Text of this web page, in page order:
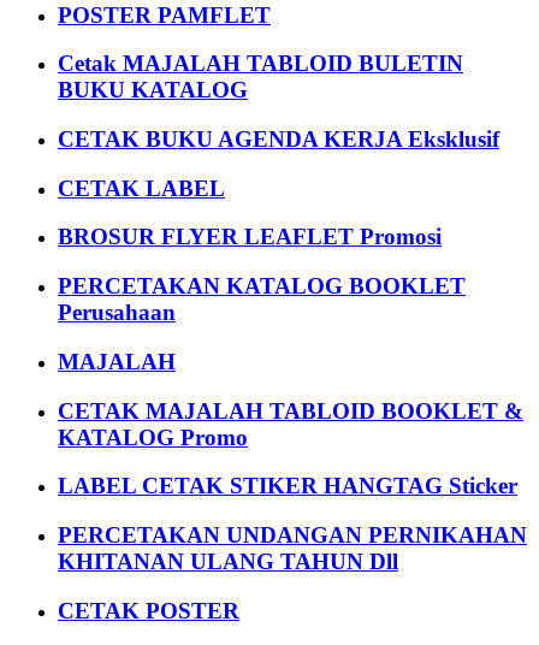
POSTER PAMFLET
Cetak MAJALAH TABLOID BULETIN
BUKU KATALOG
CETAK BUKU AGENDA KERJA Eksklusif
CETAK LABEL
BROSUR FLYER LEAFLET Promosi
PERCETAKAN KATALOG BOOKLET
Perusahaan
MAJALAH
CETAK MAJALAH TABLOID BOOKLET &
KATALOG Promo
LABEL CETAK STIKER HANGTAG Sticker
PERCETAKAN UNDANGAN PERNIKAHAN
KHITANAN ULANG TAHUN Dll
CETAK POSTER